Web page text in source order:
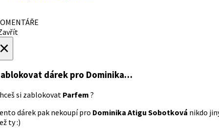
dárek pro Dominika…
si zablokovat Parfem ?
dárek pak nekoupí pro Dominika Atigu Sobotková nikdo
ty :)